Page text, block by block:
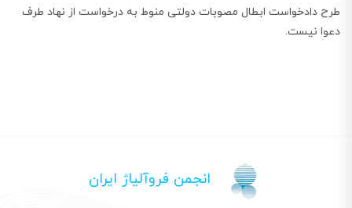
طرح دادخواست ابطال مصوبات دولتی منوط به درخواست از نهاد طرف
دعوا نیست.
انجمن فروآلیاژ ایران